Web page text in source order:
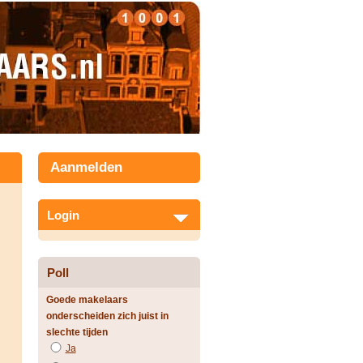
Aanmelden
Login
Poll
Goede makelaars
onderscheiden zich juist in
slechte tijden
Ja